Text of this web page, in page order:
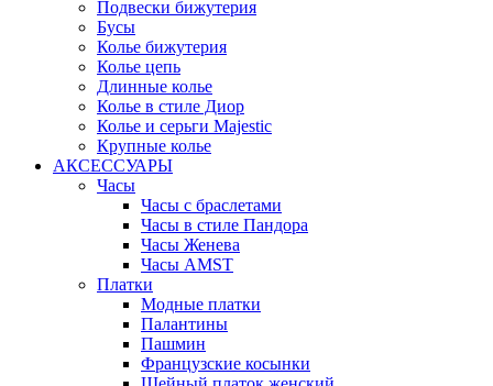
Подвески бижутерия
Бусы
Колье бижутерия
Колье цепь
Длинные колье
Колье в стиле Диор
Колье и серьги Majestic
Крупные колье
АКСЕССУАРЫ
Часы
Часы с браслетами
Часы в стиле Пандора
Часы Женева
Часы AMST
Платки
Модные платки
Палантины
Пашмин
Французские косынки